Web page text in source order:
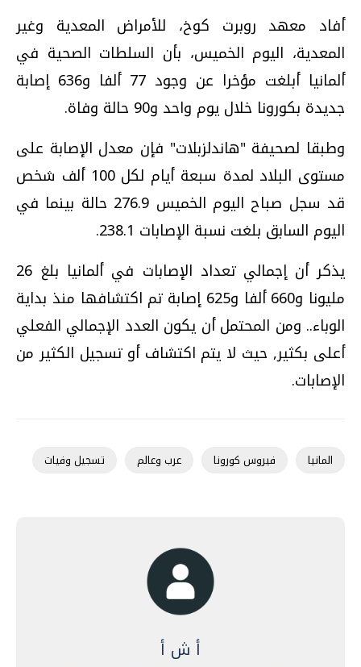
أفاد معهد روبرت كوخ، للأمراض المعدية وغير
المعدية، اليوم الخميس، بأن السلطات الصحية في
ألمانيا أبلغت مؤخرا عن وجود 77 ألفا و636 إصابة
جديدة بكورونا خلال يوم واحد و90 حالة وفاة.
وطبقا لصحيفة "هاندلزبلات" فإن معدل الإصابة على
مستوى البلاد لمدة سبعة أيام لكل 100 ألف شخص
قد سجل صباح اليوم الخميس 276.9 حالة بينما في
اليوم السابق بلغت نسبة الإصابات 238.1.
يذكر أن إجمالي تعداد الإصابات في ألمانيا بلغ 26
مليونا و660 ألفا و625 إصابة تم اكتشافها منذ بداية
الوباء.. ومن المحتمل أن يكون العدد الإجمالي الفعلي
أعلى بكثير, حيث لا يتم اكتشاف أو تسجيل الكثير من
الإصابات.
المانيا فيروس كورونا عرب وعالم تسجيل وفيات
أ ش أ